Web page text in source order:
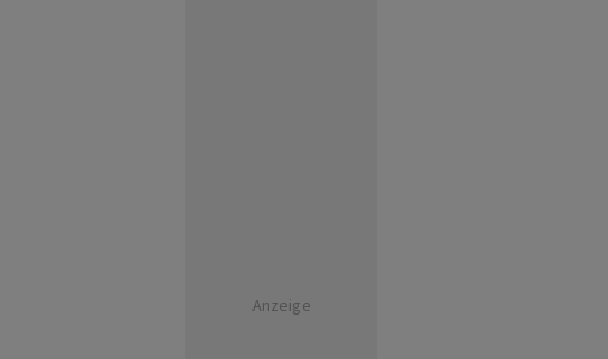
Anzeige